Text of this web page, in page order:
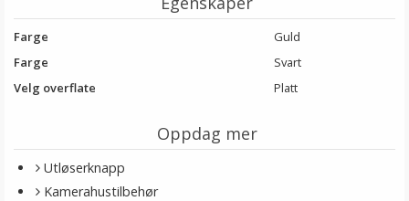
Farge
Guld
Farge
Svart
Velg overflate
Platt
Oppdag mer
Utløserknapp
Kamerahustilbehør